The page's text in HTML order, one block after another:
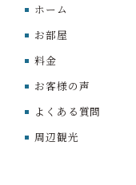
ホーム
お部屋
料金
お客様の声
よくある質問
周辺観光